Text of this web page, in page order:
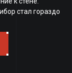
стал гораздо